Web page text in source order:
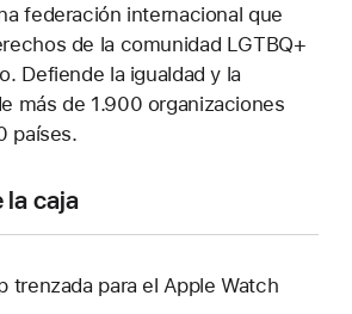
federación internacional que
de la comunidad LGTBQ+
Defiende la igualdad y la
más de 1.900 organizaciones
países.
caja
trenzada para el Apple Watch